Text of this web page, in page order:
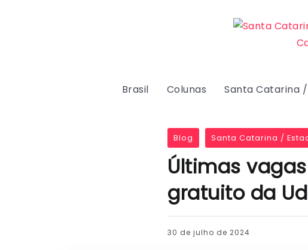
Brasil Colunas Santa Catarina
Blog Santa Catarina /
Últimas
gratuito da
30 de julho de 2024